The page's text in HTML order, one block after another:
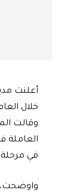
أعلنت
خلال
في مرحلة الإنتاج